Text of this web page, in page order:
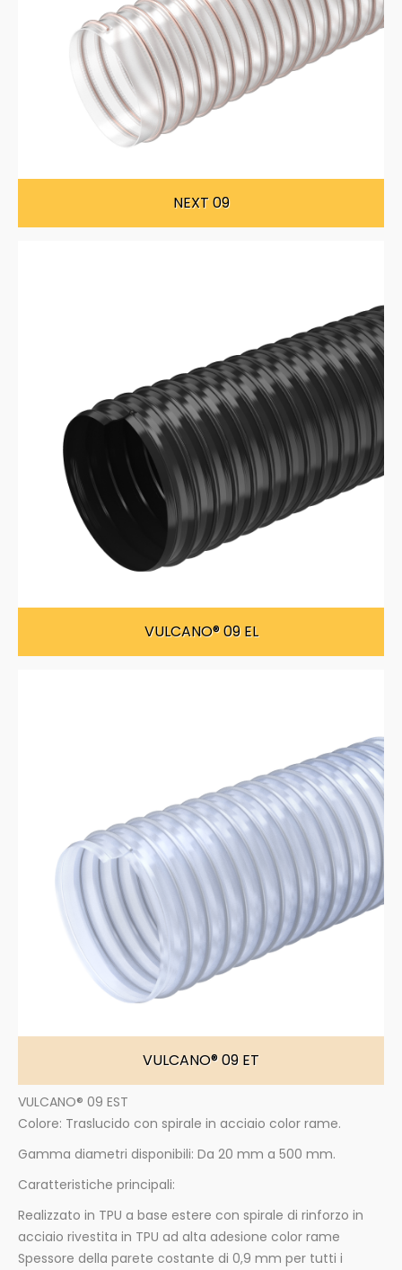
NEXT 09
VULCANO® 09 EL
VULCANO® 09 ET
VULCANO® 09 EST
Colore: Traslucido con spirale in acciaio color rame.
Gamma diametri disponibili: Da 20 mm a 500 mm.
Caratteristiche principali:
Realizzato in TPU a base estere con spirale di rinforzo in
acciaio rivestita in TPU ad alta adesione color rame
Spessore della parete costante di 0,9 mm per tutti i